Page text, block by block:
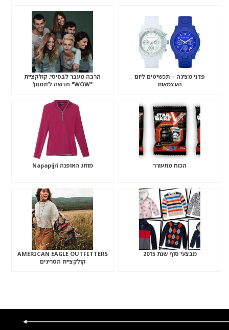
פדני מציגה – תכשיטים ליום
העצמאות
הרבה מעבר לבסיסי: קולקציית
"WOW" חדשה ל’תמנון’
הכוח מתעורר מותג האופנה Napapijri
מבצעי סוף שנת 2015
AMERICAN EAGLE OUTFITTERS
קולקציית הסריגים